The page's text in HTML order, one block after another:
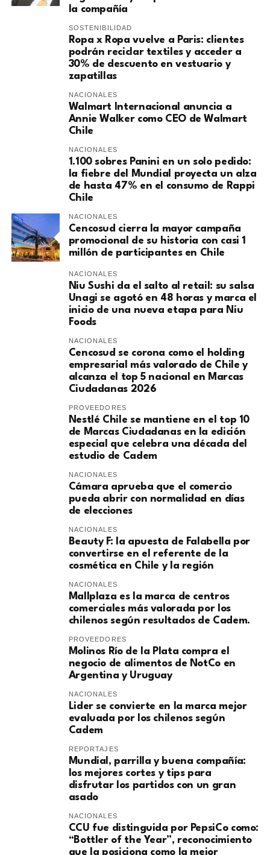
la compañía
SOSTENIBILIDAD
Ropa x Ropa vuelve a Paris: clientes
podrán reciclar textiles y acceder a
30% de descuento en vestuario y
zapatillas
NACIONALES
Walmart Internacional anuncia a
Annie Walker como CEO de Walmart
Chile
NACIONALES
1.100 sobres Panini en un solo pedido:
la fiebre del Mundial proyecta un alza
de hasta 47% en el consumo de Rappi
Chile
NACIONALES
Cencosud cierra la mayor campaña
promocional de su historia con casi 1
millón de participantes en Chile
NACIONALES
Niu Sushi da el salto al retail: su salsa
Unagi se agotó en 48 horas y marca el
inicio de una nueva etapa para Niu
Foods
NACIONALES
Cencosud se corona como el holding
empresarial más valorado de Chile y
alcanza el top 5 nacional en Marcas
Ciudadanas 2026
PROVEEDORES
Nestlé Chile se mantiene en el top 10
de Marcas Ciudadanas en la edición
especial que celebra una década del
estudio de Cadem
NACIONALES
Cámara aprueba que el comercio
pueda abrir con normalidad en días
de elecciones
NACIONALES
Beauty F: la apuesta de Falabella por
convertirse en el referente de la
cosmética en Chile y la región
NACIONALES
Mallplaza es la marca de centros
comerciales más valorada por los
chilenos según resultados de Cadem.
PROVEEDORES
Molinos Río de la Plata compra el
negocio de alimentos de NotCo en
Argentina y Uruguay
NACIONALES
Lider se convierte en la marca mejor
evaluada por los chilenos según
Cadem
REPORTAJES
Mundial, parrilla y buena compañía:
los mejores cortes y tips para
disfrutar los partidos con un gran
asado
NACIONALES
CCU fue distinguida por PepsiCo como:
“Bottler of the Year”, reconocimiento
que la posiciona como la mejor